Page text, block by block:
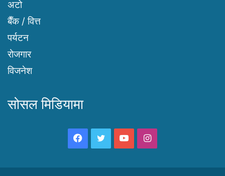
अटो
बैँक / वित्त
पर्यटन
रोजगार
विजनेश
सोसल मिडियामा
Facebook
TwitterYouTubeInstagram